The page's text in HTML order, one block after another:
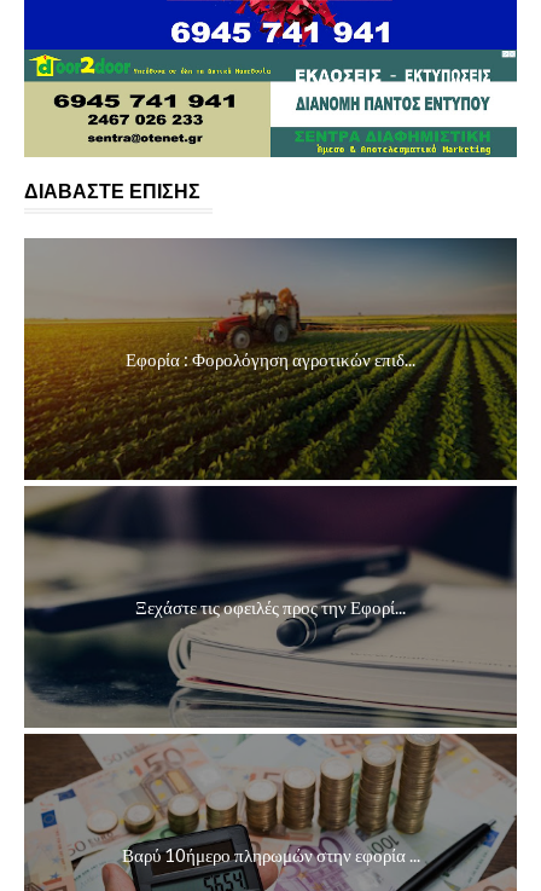
ΔΙΑΒΑΣΤΕ ΕΠΙΣΗΣ
Εφορία : Φορολόγηση αγροτικών επιδ...
Ξεχάστε τις οφειλές προς την Εφορί...
Βαρύ 10ήμερο πληρωμών στην εφορία ...